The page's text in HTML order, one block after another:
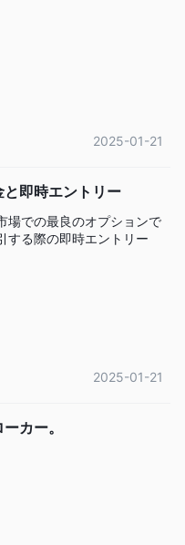
トフォームは
ウェブで使用することがで
を提供しています。2025-01-21
即時エントリー
場での最良のオプションで
する際の即時エントリー
2025-01-21
カー。